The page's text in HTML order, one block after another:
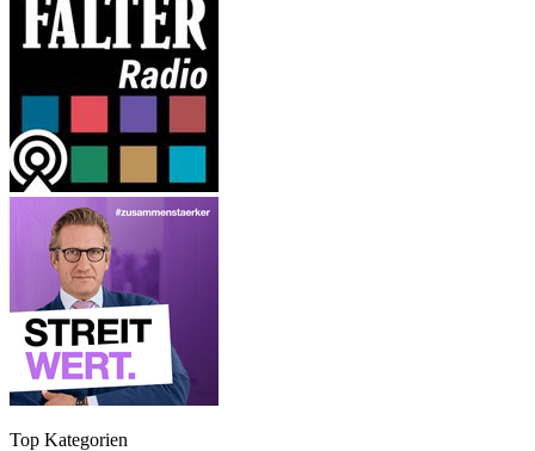
Top Kategorien